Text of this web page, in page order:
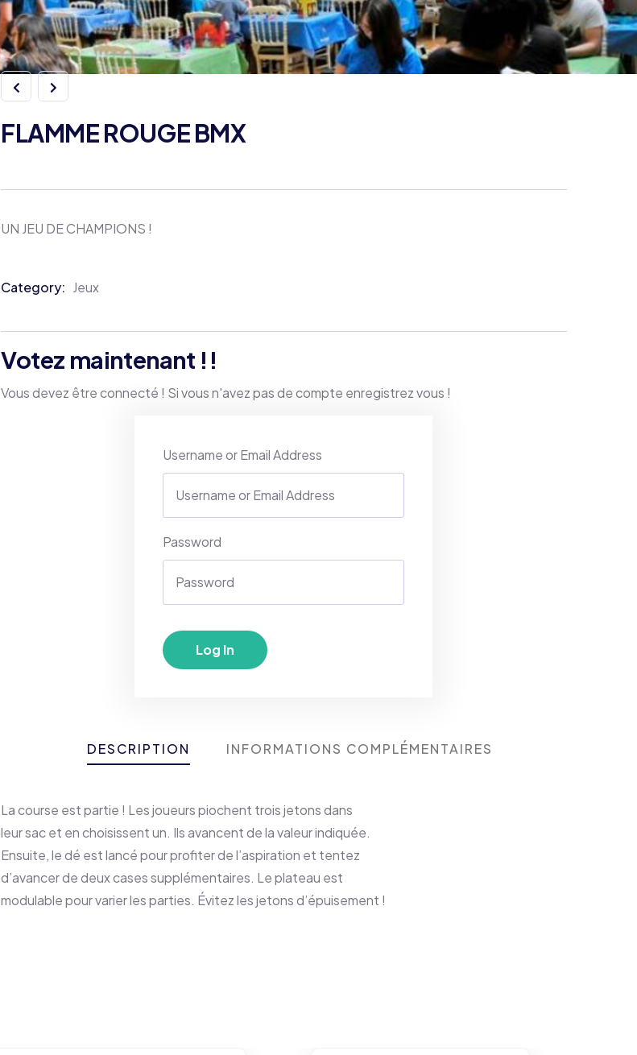
FLAMME ROUGE BMX
UN JEU DE CHAMPIONS !
Category: Jeux
Votez maintenant !!
Vous devez être connecté ! Si vous n'avez pas de compte enregistrez vous !
Username or Email Address
Password
DESCRIPTION INFORMATIONS COMPLÉMENTAIRES
La course est partie ! Les joueurs piochent trois jetons dans
leur sac et en choisissent un. Ils avancent de la valeur indiquée.
Ensuite, le dé est lancé pour profiter de l’aspiration et tentez
d’avancer de deux cases supplémentaires. Le plateau est
modulable pour varier les parties. Évitez les jetons d’épuisement !